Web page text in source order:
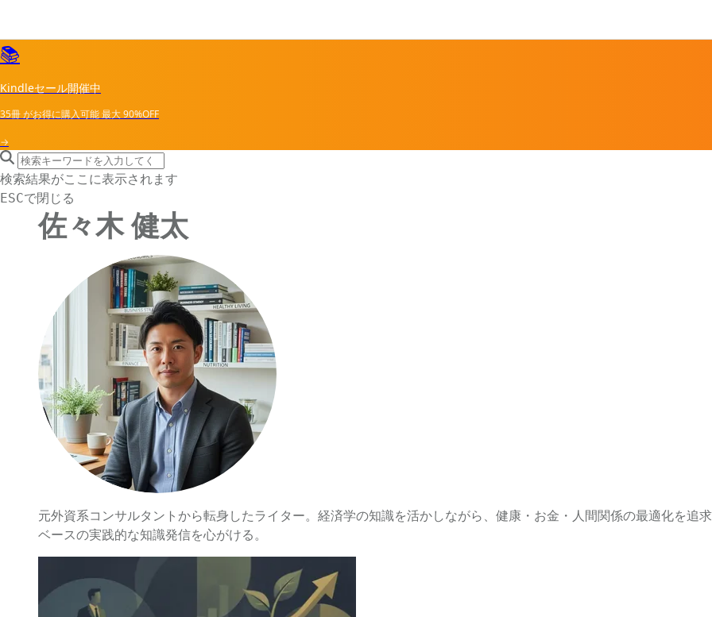
📚
Kindleセール開催中
35冊がお得に購入可能最大90%OFF
→
search icon
サイト内検索
検索結果がここに表示されます
ESCで閉じる
佐々木 健太
元外資系コンサルタントから転身したライター。経済学の知識を活かしながら、健康・お金・人間関係の最適化を追
ベースの実践的な知識発信を心がける。